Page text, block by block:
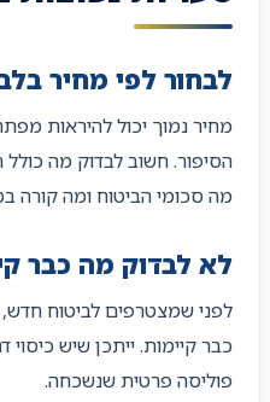
לבחור לפי מחיר
מחיר נמוך יכול להיראות
הסיפור. חשוב לבדוק מה כולל
מה סכומי הביטוח ומה קורה
לא לבדוק מה כבר
לפני שמצטרפים לביטוח חדש,
כבר קיימות. ייתכן שיש
פוליסה פרטית שנשכחה.